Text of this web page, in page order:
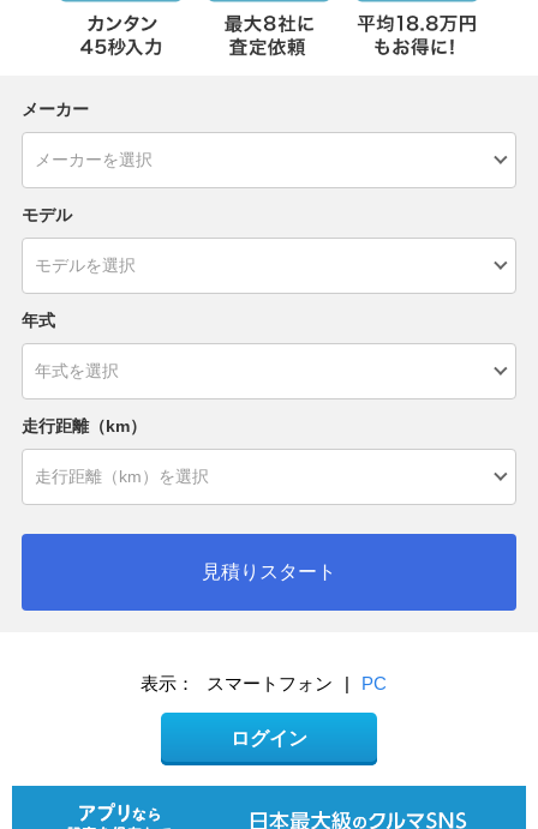
メーカー
モデル
年式
走行距離（km）
見積りスタート
表示： スマートフォン | PC
ログイン